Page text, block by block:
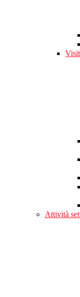
Attività